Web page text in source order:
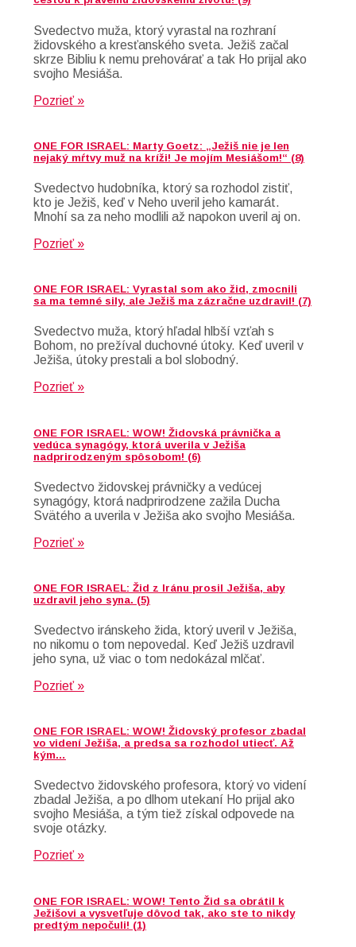
Svedectvo muža, ktorý vyrastal na rozhraní
židovského a kresťanského sveta. Ježiš začal
skrze Bibliu k nemu prehovárať a tak Ho prijal ako
svojho Mesiáša.
Pozrieť »
ONE FOR ISRAEL: Marty Goetz: „Ježiš nie je len
nejaký mŕtvy muž na kríži! Je mojím Mesiášom!“ (8)
Svedectvo hudobníka, ktorý sa rozhodol zistiť,
kto je Ježiš, keď v Neho uveril jeho kamarát.
Mnohí sa za neho modlili až napokon uveril aj on.
Pozrieť »
ONE FOR ISRAEL: Vyrastal som ako žid, zmocnili
sa ma temné sily, ale Ježiš ma zázračne uzdravil! (7)
Svedectvo muža, ktorý hľadal hlbší vzťah s
Bohom, no prežíval duchovné útoky. Keď uveril v
Ježiša, útoky prestali a bol slobodný.
Pozrieť »
ONE FOR ISRAEL: WOW! Židovská právnička a
vedúca synagógy, ktorá uverila v Ježiša
nadprirodzeným spôsobom! (6)
Svedectvo židovskej právničky a vedúcej
synagógy, ktorá nadprirodzene zažila Ducha
Svätého a uverila v Ježiša ako svojho Mesiáša.
Pozrieť »
ONE FOR ISRAEL: Žid z Iránu prosil Ježiša, aby
uzdravil jeho syna. (5)
Svedectvo iránskeho žida, ktorý uveril v Ježiša,
no nikomu o tom nepovedal. Keď Ježiš uzdravil
jeho syna, už viac o tom nedokázal mlčať.
Pozrieť »
ONE FOR ISRAEL: WOW! Židovský profesor zbadal
vo videní Ježiša, a predsa sa rozhodol utiecť. Až
kým…
Svedectvo židovského profesora, ktorý vo videní
zbadal Ježiša, a po dlhom utekaní Ho prijal ako
svojho Mesiáša, a tým tiež získal odpovede na
svoje otázky.
Pozrieť »
ONE FOR ISRAEL: WOW! Tento Žid sa obrátil k
Ježišovi a vysvetľuje dôvod tak, ako ste to nikdy
predtým nepočuli! (1)